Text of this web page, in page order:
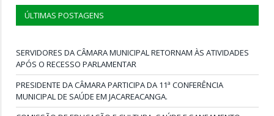
ÚLTIMAS POSTAGENS
SERVIDORES DA CÂMARA MUNICIPAL RETORNAM ÀS ATIVIDADES
APÓS O RECESSO PARLAMENTAR
PRESIDENTE DA CÂMARA PARTICIPA DA 11ª CONFERÊNCIA
MUNICIPAL DE SAÚDE EM JACAREACANGA.